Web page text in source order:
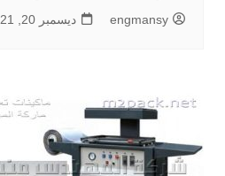
engmansy ديسمبر 20, 2021